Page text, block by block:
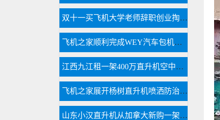
双十一买飞机大学老师辞职创业掏300万网上订购直升机
飞机之家顺利完成WEY汽车包机团建飞行
江西九江租一架400万直升机空中婚礼
飞机之家展开杨树直升机喷洒防治杨小舟蛾
山东小汉直升机从加拿大新购一架二手罗宾逊R44直升飞机